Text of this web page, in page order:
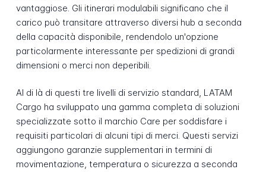
vantaggiose. Gli itinerari modulabili significano che il
carico può transitare attraverso diversi hub a seconda
della capacità disponibile, rendendolo un'opzione
particolarmente interessante per spedizioni di grandi
dimensioni o merci non deperibili.
Al di là di questi tre livelli di servizio standard, LATAM
Cargo ha sviluppato una gamma completa di soluzioni
specializzate sotto il marchio Care per soddisfare i
requisiti particolari di alcuni tipi di merci. Questi servizi
aggiungono garanzie supplementari in termini di
movimentazione, temperatura o sicurezza a seconda